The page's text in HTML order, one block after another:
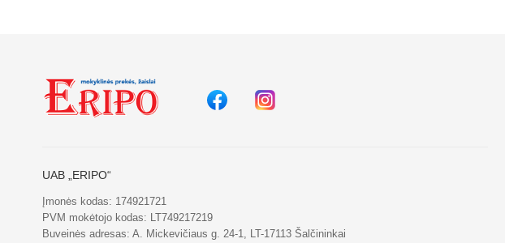
UAB „ERIPO“
Įmonės kodas: 174921721
PVM mokėtojo kodas: LT749217219
Buveinės adresas: A. Mickevičiaus g. 24-1, LT-17113 Šalčininkai